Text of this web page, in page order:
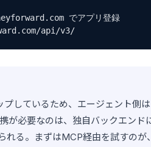
でアプリ登録
api/v3/
しているため、エージェント側
が必要なのは、独自バックエンド
れる。まずはMCP経由を試すのが